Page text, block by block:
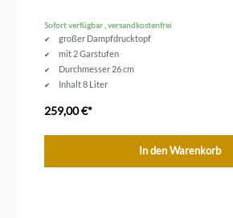
Sofort verfügbar , versandkostenfrei
großer Dampfdrucktopf
mit 2 Garstufen
Durchmesser 26 cm
Inhalt 8 Liter
259,00 €*
In den Warenkorb